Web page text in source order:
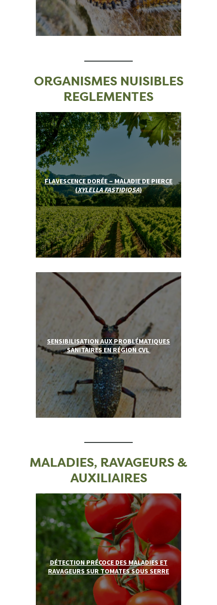
ORGANISMES NUISIBLES
REGLEMENTES
FLAVESCENCE DORÉE – MALADIE DE PIERCE
(XYLELLA FASTIDIOSA)
SENSIBILISATION AUX PROBLÉMATIQUES
SANITAIRES EN RÉGION CVL
MALADIES, RAVAGEURS &
AUXILIAIRES
DÉTECTION PRÉCOCE DES MALADIES ET
RAVAGEURS SUR TOMATES SOUS SERRE